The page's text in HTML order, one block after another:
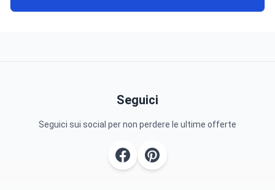
Seguici
Seguici sui social per non perdere le ultime offerte